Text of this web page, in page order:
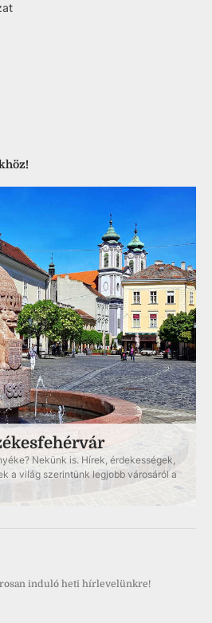
Nekünk is. Hírek, érdekességek,
a világ szerintünk legjobb városáról a
induló heti hírlevelünkre!